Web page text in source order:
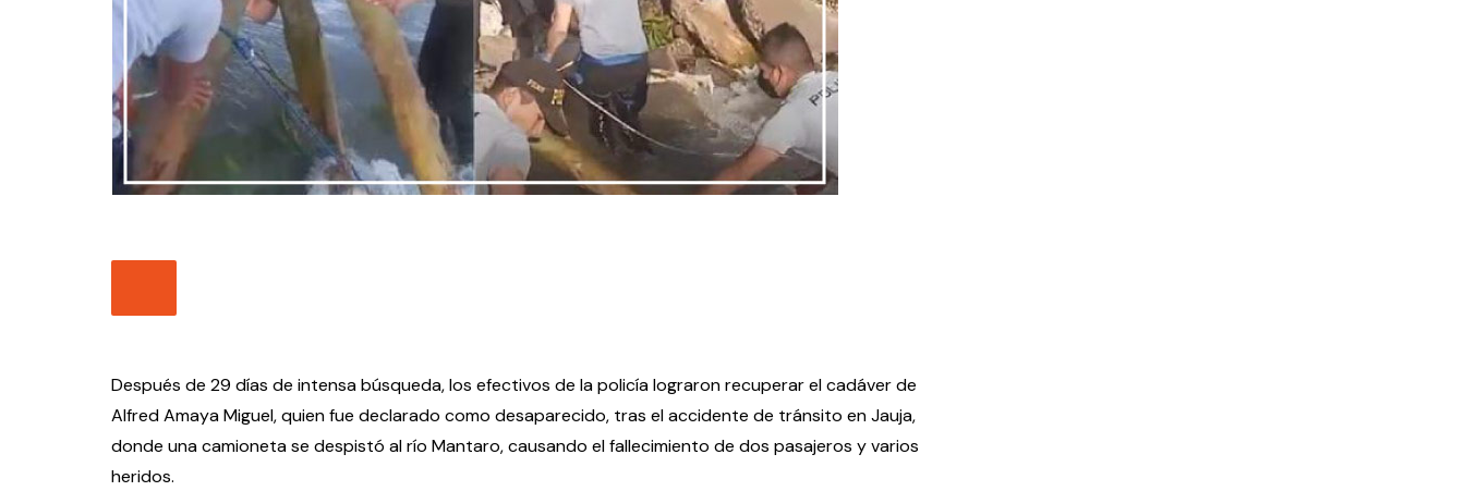
Después de 29 días de intensa búsqueda, los efectivos de la policía lograron recuperar el cadáver de
Alfred Amaya Miguel, quien fue declarado como desaparecido, tras el accidente de tránsito en Jauja,
donde una camioneta se despistó al río Mantaro, causando el fallecimiento de dos pasajeros y varios
heridos.